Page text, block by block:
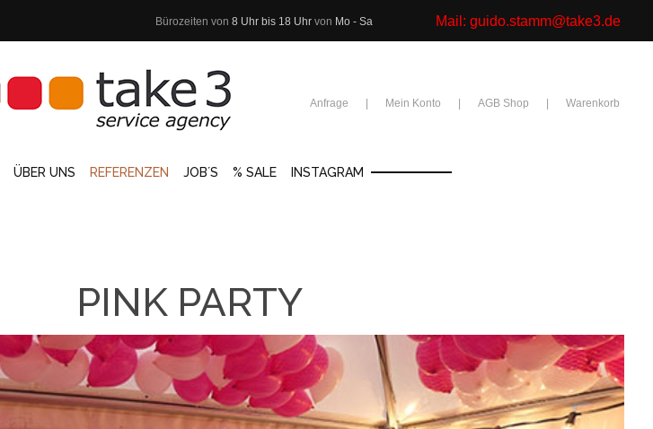
Mail: guido.stamm@take3.de
Bürozeiten von 8 Uhr bis 18 Uhr von Mo - Sa
Anfrage Mein Konto AGB Shop Warenkorb
ÜBER UNS REFERENZEN JOB´S % SALE INSTAGRAM
PINK PARTY